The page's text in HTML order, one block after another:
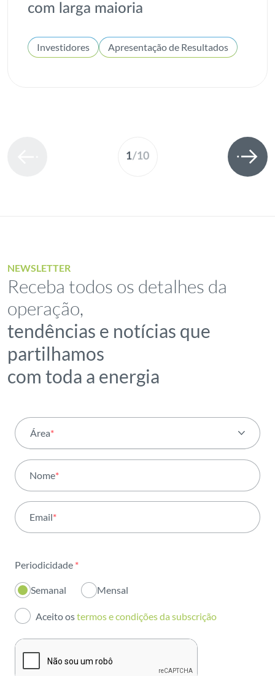
com larga maioria
Investidores Apresentação de Resultados
1/10
NEWSLETTER
Receba todos os detalhes da
operação,
tendências e notícias que
partilhamos
com toda a energia
Área*
Atividade
Institucional
Inovação
Investidores
Publicações
Nome*
Email*
Periodicidade *
Semanal Mensal
Aceito ostermos e condições da subscrição